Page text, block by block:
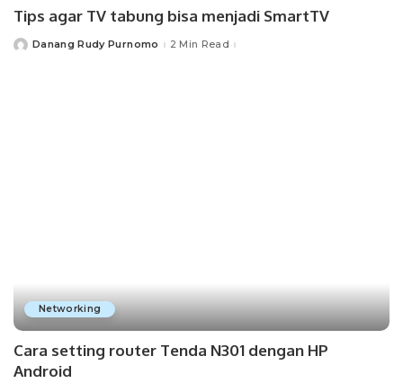
Tips agar TV tabung bisa menjadi SmartTV
PostedDanang Rudy Purnomo 2 Min Read
Networking
Cara setting router Tenda N301 dengan HP
Android